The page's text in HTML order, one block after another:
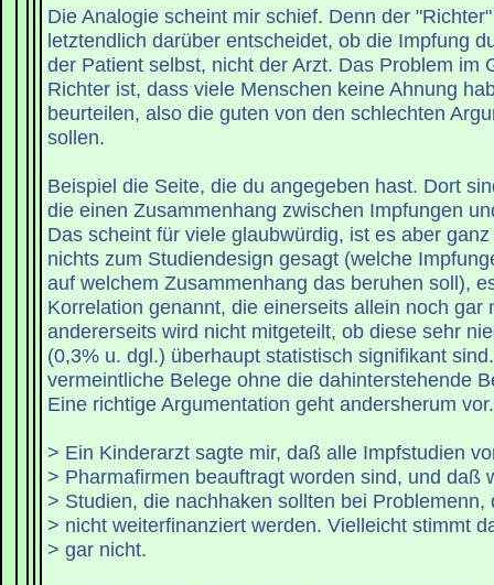
Die Analogie scheint mir schief. Denn der
letztendlich darüber entscheidet, ob die Impfung
der Patient selbst, nicht der Arzt. Das Problem im
Richter ist, dass viele Menschen keine Ahnung
beurteilen, also die guten von den schlechten
sollen.
Beispiel die Seite, die du angegeben hast. Dort
die einen Zusammenhang zwischen Impfungen
Das scheint für viele glaubwürdig, ist es aber
nichts zum Studiendesign gesagt (welche
auf welchem Zusammenhang das beruhen soll),
Korrelation genannt, die einerseits allein noch gar
andererseits wird nicht mitgeteilt, ob diese sehr
(0,3% u. dgl.) überhaupt statistisch signifikant
vermeintliche Belege ohne die dahinterstehende
Eine richtige Argumentation geht andersherum vor.
> Ein Kinderarzt sagte mir, daß alle Impfstudien
> Pharmafirmen beauftragt worden sind, und daß
> Studien, die nachhaken sollten bei Problemenn,
> nicht weiterfinanziert werden. Vielleicht stimmt
> gar nicht.